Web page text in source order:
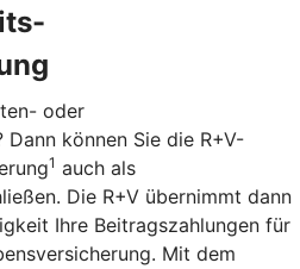
oder
Dann können Sie die R+V-
1 auch als
Die R+V übernimmt dann
Ihre Beitragszahlungen für
Mit dem